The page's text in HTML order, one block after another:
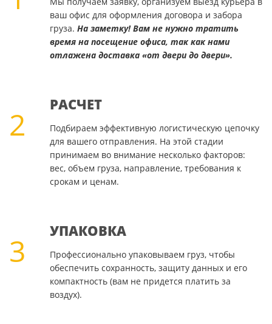
ваш офис для оформления договора и забора
груза. На заметку! Вам не нужно тратить
время на посещение офиса, так как нами
отлажена доставка «от двери до двери».
2
РАСЧЕТ
Подбираем эффективную логистическую цепочку
для вашего отправления. На этой стадии
принимаем во внимание несколько факторов:
вес, объем груза, направление, требования к
срокам и ценам.
3
УПАКОВКА
Профессионально упаковываем груз, чтобы
обеспечить сохранность, защиту данных и его
компактность (вам не придется платить за
воздух).